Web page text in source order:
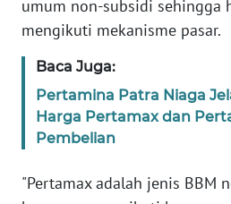
umum non-subsidi sehingga
mengikuti mekanisme pasar.
Baca Juga:
Pertamina Patra Niaga
Harga Pertamax dan
Pembelian
"Pertamax adalah jenis BBM
WN
JAKARTA
WN
JABAR
WN